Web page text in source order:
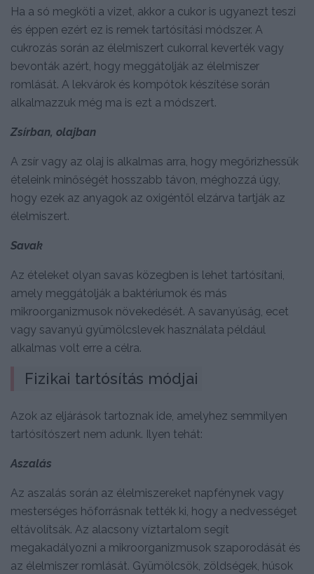
Ha a só megköti a vizet, akkor a cukor is ugyanezt teszi
és éppen ezért ez is remek tartósítási módszer. A
cukrozás során az élelmiszert cukorral keverték vagy
bevonták azért, hogy meggátolják az élelmiszer
romlását. A lekvárok és kompótok készítése során
alkalmazzuk még ma is ezt a módszert.
Zsírban, olajban
A zsír vagy az olaj is alkalmas arra, hogy megőrizhessük
ételeink minőségét hosszabb távon, méghozzá úgy,
hogy ezek az anyagok az oxigéntől elzárva tartják az
élelmiszert.
Savak
Az ételeket olyan savas közegben is lehet tartósítani,
amely meggátolják a baktériumok és más
mikroorganizmusok növekedését. A savanyúság, ecet
vagy savanyú gyümölcslevek használata például
alkalmas volt erre a célra.
Fizikai tartósítás módjai
Azok az eljárások tartoznak ide, amelyhez semmilyen
tartósítószert nem adunk. Ilyen tehát:
Aszalás
Az aszalás során az élelmiszereket napfénynek vagy
mesterséges hőforrásnak tették ki, hogy a nedvességet
eltávolítsák. Az alacsony víztartalom segít
megakadályozni a mikroorganizmusok szaporodását és
az élelmiszer romlását. Gyümölcsök, zöldségek, húsok